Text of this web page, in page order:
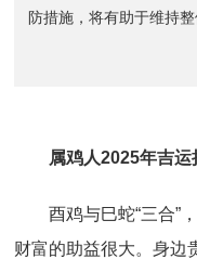
防措施，将有助于维持
属鸡人2025年吉运
酉鸡与巳蛇“三合”，
财富的助益很大。身边